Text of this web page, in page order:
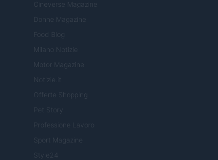
Cineverse Magazine
Donne Magazine
Food Blog
Milano Notizie
Motor Magazine
Notizie.it
Offerte Shopping
Pet Story
Professione Lavoro
Sport Magazine
Style24